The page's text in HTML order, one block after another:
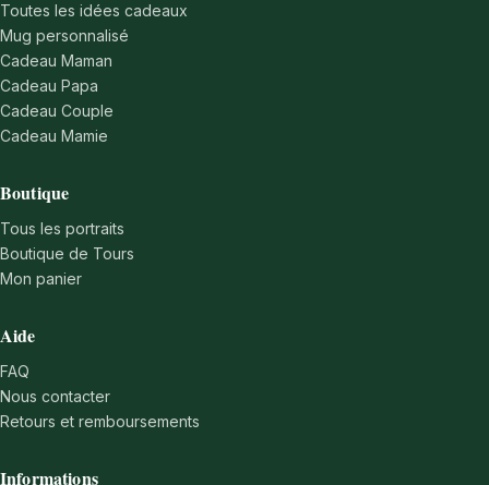
Toutes les idées cadeaux
Mug personnalisé
Cadeau Maman
Cadeau Papa
Cadeau Couple
Cadeau Mamie
Boutique
Tous les portraits
Boutique de Tours
Mon panier
Aide
FAQ
Nous contacter
Retours et remboursements
Informations